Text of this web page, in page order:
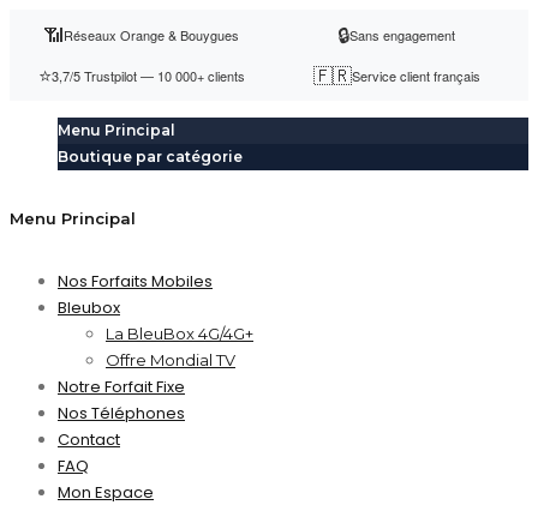
📶Réseaux Orange & Bouygues 🔒Sans engagement
⭐3,7/5 Trustpilot — 10 000+ clients 🇫🇷Service client français
Menu Principal
Boutique par catégorie
Menu Principal
Nos Forfaits Mobiles
Bleubox
La BleuBox 4G/4G+
Offre Mondial TV
Notre Forfait Fixe
Nos Téléphones
Contact
FAQ
Mon Espace